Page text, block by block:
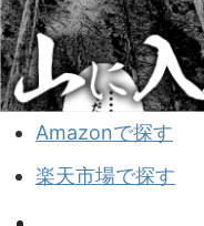
Amazonで探す
楽天市場で探す